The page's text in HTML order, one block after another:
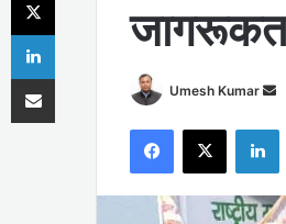
Umesh Kumar
Facebook
X
LinkedIn
Share via Email